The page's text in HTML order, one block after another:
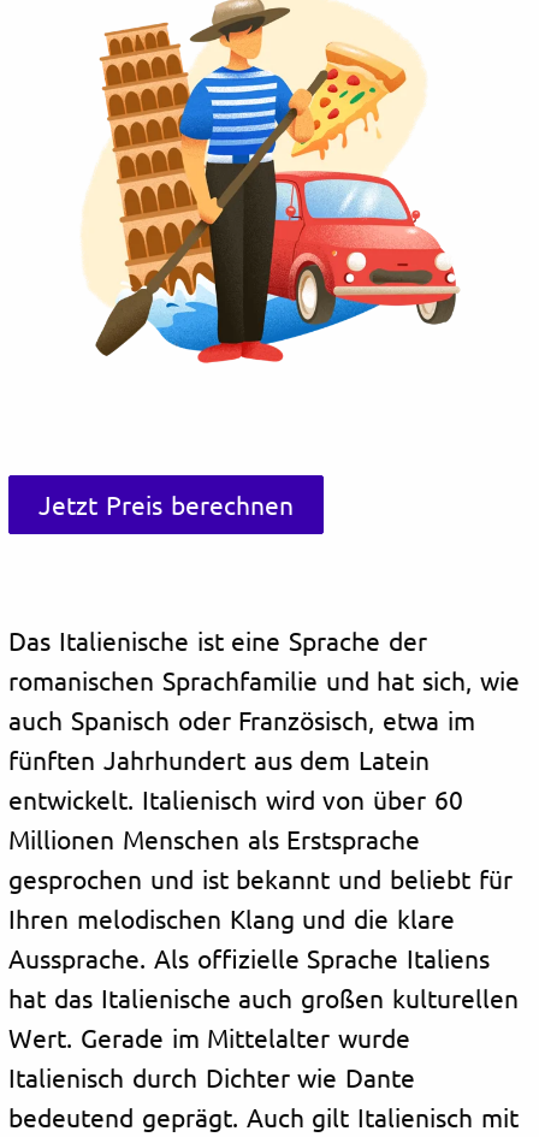
Jetzt Preis berechnen
Das Italienische ist eine Sprache der
romanischen Sprachfamilie und hat sich, wie
auch Spanisch oder Französisch, etwa im
fünften Jahrhundert aus dem Latein
entwickelt. Italienisch wird von über 60
Millionen Menschen als Erstsprache
gesprochen und ist bekannt und beliebt für
Ihren melodischen Klang und die klare
Aussprache. Als offizielle Sprache Italiens
hat das Italienische auch großen kulturellen
Wert. Gerade im Mittelalter wurde
Italienisch durch Dichter wie Dante
bedeutend geprägt. Auch gilt Italienisch mit